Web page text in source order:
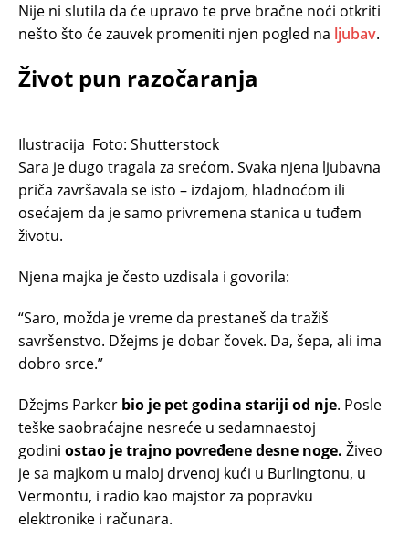
Nije ni slutila da će upravo te prve bračne noći otkriti
nešto što će zauvek promeniti njen pogled na ljubav.
Život pun razočaranja
Ilustracija Foto: Shutterstock
Sara je dugo tragala za srećom. Svaka njena ljubavna
priča završavala se isto – izdajom, hladnoćom ili
osećajem da je samo privremena stanica u tuđem
životu.
Njena majka je često uzdisala i govorila:
“Saro, možda je vreme da prestaneš da tražiš
savršenstvo. Džejms je dobar čovek. Da, šepa, ali ima
dobro srce.”
Džejms Parker bio je pet godina stariji od nje. Posle
teške saobraćajne nesreće u sedamnaestoj
godini ostao je trajno povređene desne noge. Živeo
je sa majkom u maloj drvenoj kući u Burlingtonu, u
Vermontu, i radio kao majstor za popravku
elektronike i računara.